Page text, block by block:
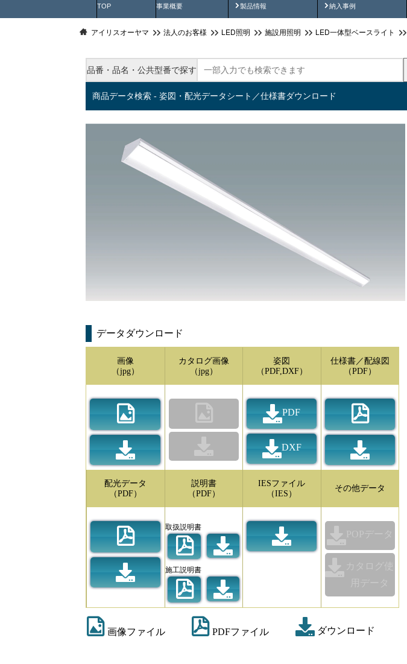
TOP 事業概要 製品情報
製品動画 納入事例
納入事例動画
アイリスオーヤマ 法人のお客様 LED照明 施設用照明 LED一体型ベースライト
品番・品名・公共型番で探す
商品データ検索 - 姿図・配光データシート／仕様書ダウンロード
データダウンロード
画像
（jpg）
カタログ画像
（jpg）
姿図
（PDF,DXF）
PDF
DXF
仕様書／配線図
（PDF）
配光データ
（PDF）
説明書
（PDF）
取扱説明書
施工説明書
IESファイル
（IES）
その他データ
POPデータ
カタログ使
用データ
画像ファイル PDFファイル ダウンロード